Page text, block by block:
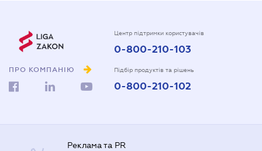
ПРО КОМПАНІЮ
Центр підтримки користувачів
0-800-210-103
Підбір продуктів та рішень
0-800-210-102
Реклама та PR